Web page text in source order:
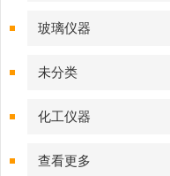
玻璃仪器
未分类
化工仪器
查看更多